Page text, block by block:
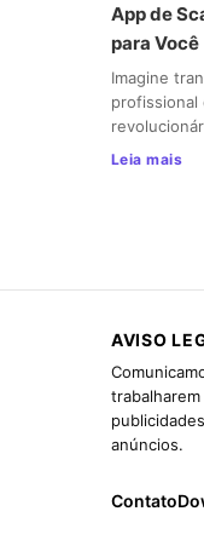
App de
para Você
Imagine
profissional
Leia mais
AVISO
anúncios.
Contato